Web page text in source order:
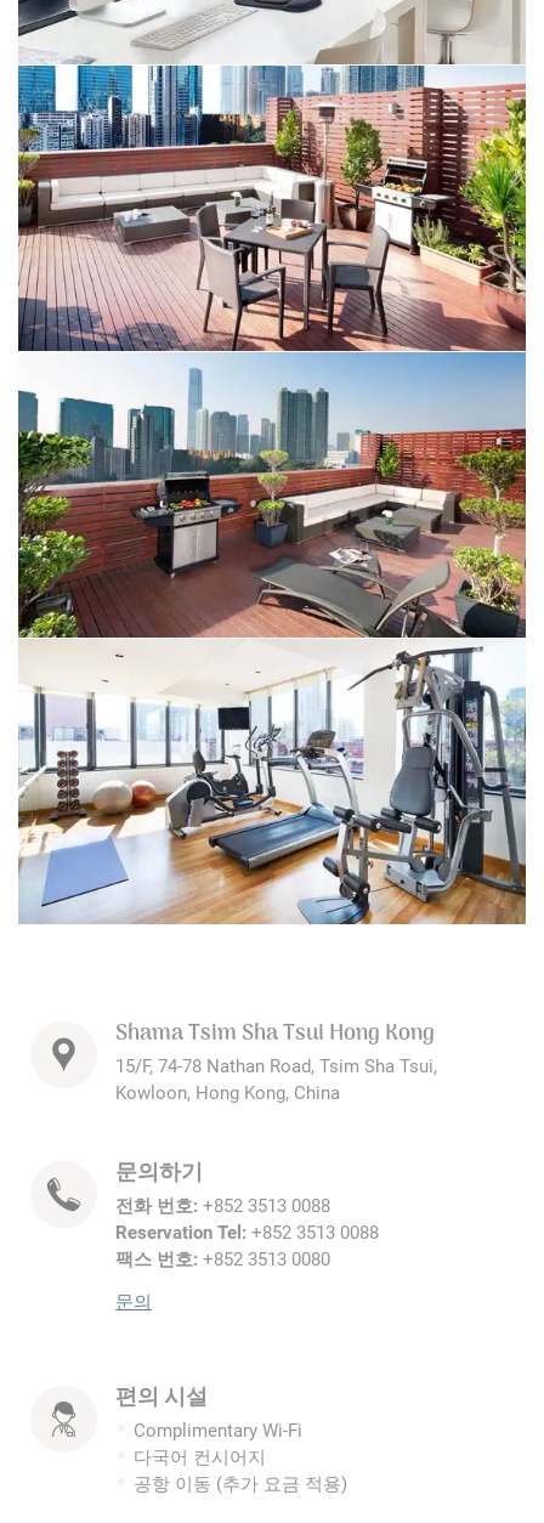
Shama Tsim Sha Tsui Hong Kong
15/F, 74-78 Nathan Road, Tsim Sha Tsui,
Kowloon, Hong Kong, China
문의하기
전화 번호: +852 3513 0088
Reservation Tel: +852 3513 0088
팩스 번호: +852 3513 0080
문의
편의 시설
Complimentary Wi-Fi
다국어 컨시어지
공항 이동 (추가 요금 적용)